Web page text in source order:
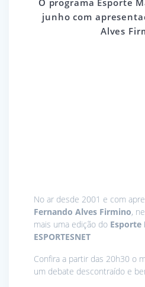
O programa Esporte
junho com
Alves
No ar desde 2001 e com
Fernando Alves Firmino,
mais uma edição do Esporte
ESPORTESNET
Confira a partir das 20h30 o
um debate descontraído e